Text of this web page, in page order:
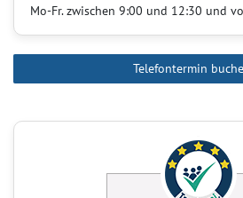
Mo-Fr. zwischen 9:00 und 12:30 und
Telefontermin